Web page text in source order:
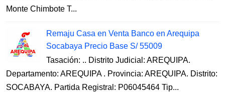
Monte Chimbote T...
Remaju Casa en Venta Banco en Arequipa
Socabaya Precio Base S/ 55009
Tasación: .. Distrito Judicial: AREQUIPA.
Departamento: AREQUIPA . Provincia: AREQUIPA. Distrito:
SOCABAYA. Partida Registral: P06045464 Tip...